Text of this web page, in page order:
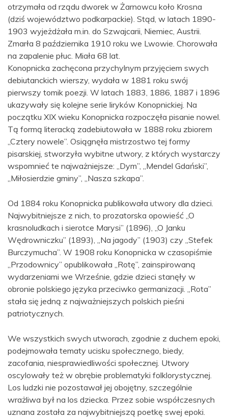
otrzymała od rządu dworek w Żarnowcu koło Krosna
(dziś województwo podkarpackie). Stąd, w latach 1890-
1903 wyjeżdżała m.in. do Szwajcarii, Niemiec, Austrii.
Zmarła 8 października 1910 roku we Lwowie. Chorowała
na zapalenie płuc. Miała 68 lat.
Konopnicka zachęcona przychylnym przyjęciem swych
debiutanckich wierszy, wydała w 1881 roku swój
pierwszy tomik poezji. W latach 1883, 1886, 1887 i 1896
ukazywały się kolejne serie liryków Konopnickiej. Na
początku XIX wieku Konopnicka rozpoczęła pisanie nowel.
Tą formą literacką zadebiutowała w 1888 roku zbiorem
„Cztery nowele”. Osiągnęła mistrzostwo tej formy
pisarskiej, stworzyła wybitne utwory, z których wystarczy
wspomnieć te najważniejsze: „Dym”, „Mendel Gdański”,
„Miłosierdzie gminy”, „Nasza szkapa”.
Od 1884 roku Konopnicka publikowała utwory dla dzieci.
Najwybitniejsze z nich, to prozatorska opowieść „O
krasnoludkach i sierotce Marysi” (1896), „O Janku
Wędrowniczku” (1893), „Na jagody” (1903) czy „Stefek
Burczymucha”. W 1908 roku Konopnicka w czasopiśmie
„Przodownicy” opublikowała „Rotę”, zainspirowaną
wydarzeniami we Wrześnie, gdzie dzieci stanęły w
obronie polskiego języka przeciwko germanizacji. „Rota”
stała się jedną z najważniejszych polskich pieśni
patriotycznych.
We wszystkich swych utworach, zgodnie z duchem epoki,
podejmowała tematy ucisku społecznego, biedy,
zacofania, niesprawiedliwości społecznej. Utwory
oscylowały też w obrębie problematyki folklorystycznej.
Los ludzki nie pozostawał jej obojętny, szczególnie
wrażliwa był na los dziecka. Przez sobie współczesnych
uznana została za najwybitniejszą poetkę swej epoki.